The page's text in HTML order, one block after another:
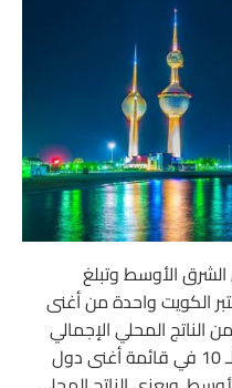
الأوسط وتبلغ
كما تعتبر الكويت واحدة من أغنى
الناتج المحلي الإجمالي
71،300 دولار، وهي تحتل المرتبة الـ 10 في قائمة أغنى دول